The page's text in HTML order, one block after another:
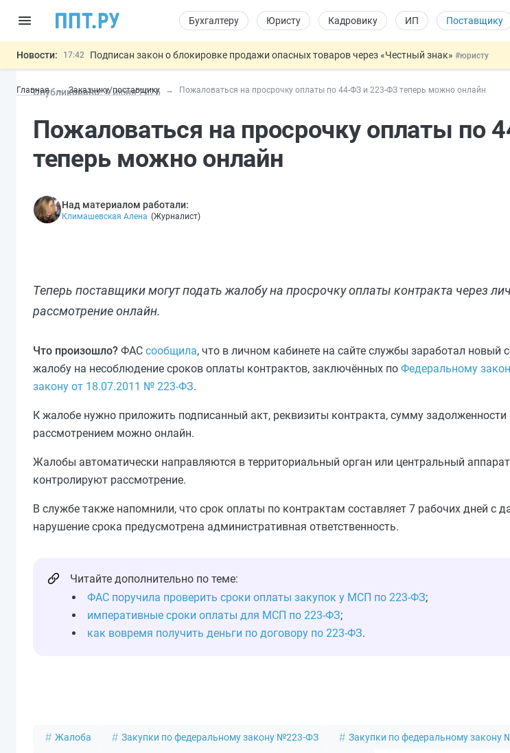
Бухгалтеру Юристу Кадровику ИП Поставщику
Новости: 17:42 Подписан закон о блокировке продажи опасных товаров через «Честный знак» #юристу
16:02 Госпошлину за устранение ошибок в документах предлагают отменить#физлицу
11:31
Важно Разработают единые критерии трудовых и ГПХ-отношений#кадровику
Главная Заказчику/поставщику Пожаловаться на просрочку оплаты по 44‑ФЗ и 223‑ФЗ теперь можно онлайн
Опубликовано: 9 июня2026
Пожаловаться на просрочку оплаты по
теперь можно онлайн
Над материалом работали:
Климашевская Алена (Журналист)
Теперь поставщики могут подать жалобу на просрочку оплаты контракта через
рассмотрение онлайн.
Что произошло? ФАС сообщила, что в личном кабинете на сайте службы заработал новый
жалобу на несоблюдение сроков оплаты контрактов, заключённых по Федеральному
закону от 18.07.2011 № 223‑ФЗ.
К жалобе нужно приложить подписанный акт, реквизиты контракта, сумму
рассмотрением можно онлайн.
Жалобы автоматически направляются в территориальный орган или центральный
контролируют рассмотрение.
В службе также напомнили, что срок оплаты по контрактам составляет 7 рабочих дней с
нарушение срока предусмотрена административная ответственность.
Читайте дополнительно по теме:
ФАС поручила проверить сроки оплаты закупок у МСП по 223-ФЗ;
императивные сроки оплаты для МСП по 223-ФЗ;
как вовремя получить деньги по договору по 223-ФЗ.
Жалоба Закупки по федеральному закону №223-ФЗ Закупки по федеральному закону